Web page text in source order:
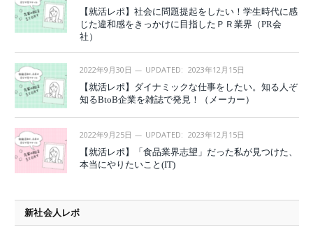
【就活レポ】社会に問題提起をしたい！学生時代に感
じた違和感をきっかけに目指したＰＲ業界（PR会
社）
2022年9月30日 UPDATED: 2023年12月15日
【就活レポ】ダイナミックな仕事をしたい。知る人ぞ
知るBtoB企業を雑誌で発見！（メーカー）
2022年9月25日 UPDATED: 2023年12月15日
【就活レポ】「食品業界志望」だった私が見つけた、
本当にやりたいこと(IT)
新社会人レポ